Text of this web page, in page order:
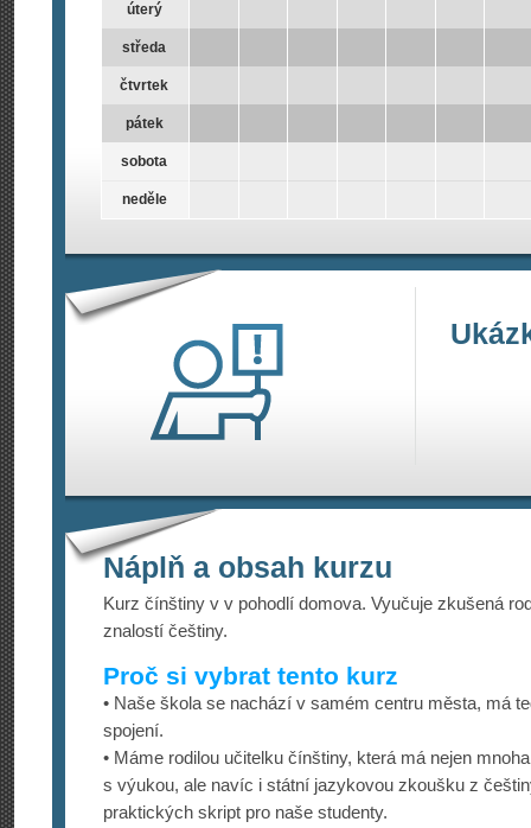
úterý
středa
čtvrtek
pátek
sobota
neděle
Náplň a obsah kurzu
Kurz čínštiny v v pohodlí domova. Vyučuje zkušená
znalostí češtiny.
Proč si vybrat tento kurz
• Naše škola se nachází v samém centru města, má
spojení.
• Máme rodilou učitelku čínštiny, která má nejen
s výukou, ale navíc i státní jazykovou zkoušku z
praktických skript pro naše studenty.